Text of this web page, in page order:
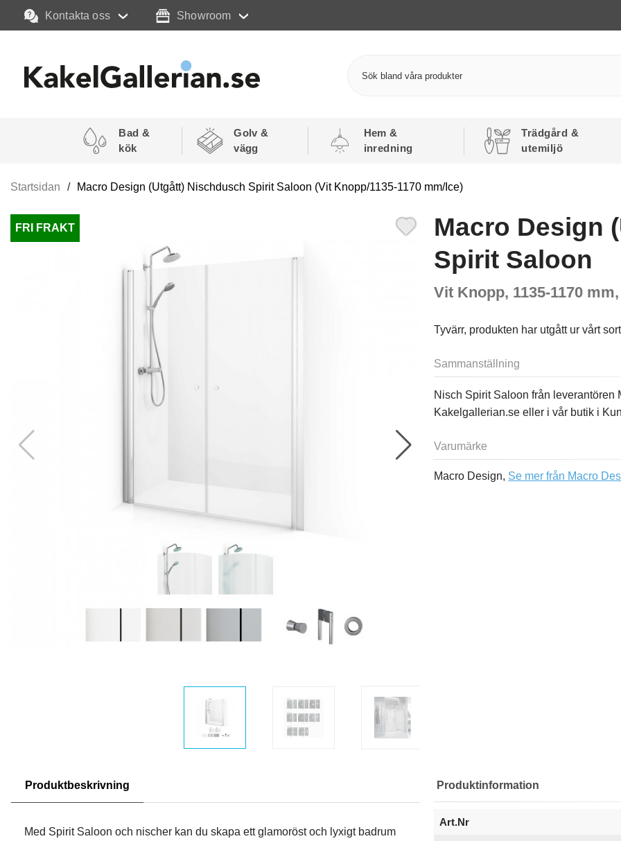
Kontakta oss Showroom
Bad &
kök
Golv &
vägg
Hem &
inredning
Trädgård &
utemiljö
Startsidan Macro Design (Utgått) Nischdusch Spirit Saloon (Vit Knopp/1135-1170 mm/Ice)
FRI FRAKT
Macro Design
Spirit Saloon
Vit Knopp, 1135-1170
Tyvärr, produkten har utgått ur vårt
Sammanställning
Nisch Spirit Saloon från leverantören
Kakelgallerian.se eller i vår butik i
Varumärke
Macro Design, Se mer från Macro
Produktbeskrivning
Med Spirit Saloon och nischer kan du skapa ett glamoröst och lyxigt badrum
Produktinformation
Art.Nr